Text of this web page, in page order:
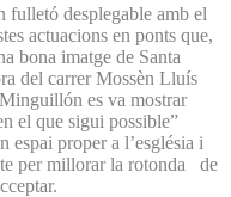
fulletó desplegable amb el
actuacions en ponts que,
bona imatge de Santa
del carrer Mossèn Lluís
es va mostrar
el que sigui possible”
espai proper a l’església i
per millorar la rotonda de